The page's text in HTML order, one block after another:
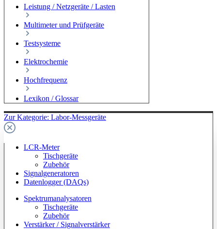
Leistung / Netzgeräte / Lasten
Multimeter und Prüfgeräte
Testsysteme
Elektrochemie
Hochfrequenz
Lexikon / Glossar
Zur Kategorie: Labor-Messgeräte
LCR-Meter
Tischgeräte
Zubehör
Signalgeneratoren
Datenlogger (DAQs)
Spektrumanalysatoren
Tischgeräte
Zubehör
Verstärker / Signalverstärker